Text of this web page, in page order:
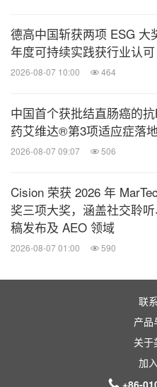
德高中国斩获两项 ESG 大
年度可持续实践获行业认可
2026-08-07 10:00 464
中国首个获批结直肠癌的
药艾维达®第3项适应症落
2026-08-07 09:07 506
Cision 荣获 2026 年
奖三项大奖，涵盖社交聆
稿发布及 AEO 领域
2026-08-07 01:00 590
联
产品
关于
加